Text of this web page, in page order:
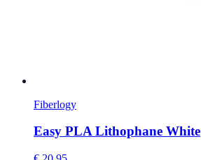
Fiberlogy
Easy PLA Lithophane White